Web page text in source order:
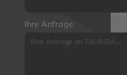
Ihre Anfrage